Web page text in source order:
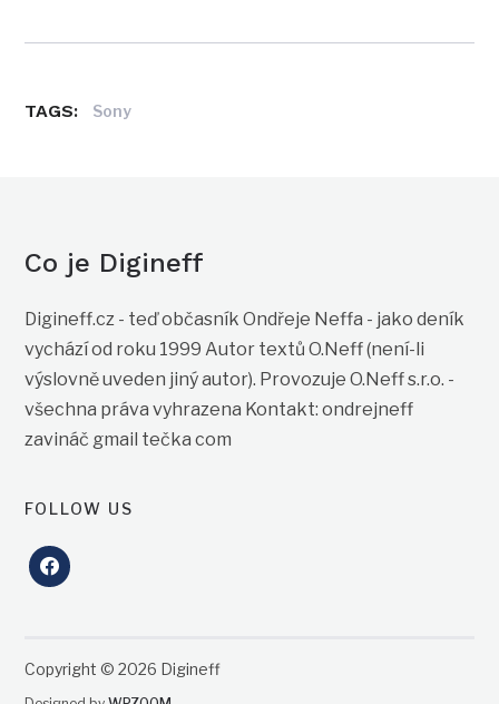
TAGS: Sony
Co je Digineff
Digineff.cz - teď občasník Ondřeje Neffa - jako deník
vychází od roku 1999 Autor textů O.Neff (není-li
výslovně uveden jiný autor). Provozuje O.Neff s.r.o. -
všechna práva vyhrazena Kontakt: ondrejneff
zavináč gmail tečka com
FOLLOW US
facebook
Copyright © 2026 Digineff